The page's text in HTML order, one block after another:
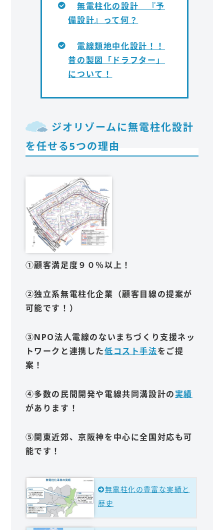
無電柱化の設計 『予
備設計』って何？
電線類地中化設計！！
昔の製図「ドラフター」
について！
ジオリゾームに無電柱化設計
を任せる5つの理由
①顧客満足度９０％以上！
②独立系無電柱化企業（顧客目線の提案が
可能です！）
③NPO法人電線のないまちづくり支援ネッ
トワークと連携した低コスト手法をご提
案！
④多数の民間開発や電線共同溝設計の実績
があります！
⑤関東近郊、京阪神を中心に全国対応も可
能です！
無電柱化の豊富な実績と
歴史